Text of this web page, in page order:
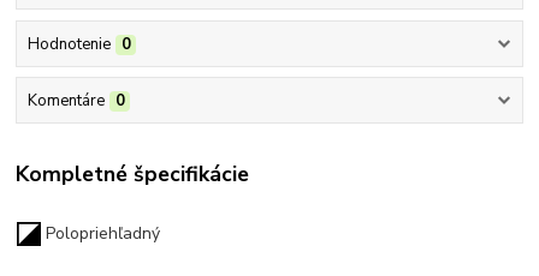
Hodnotenie 0
Komentáre 0
Kompletné špecifikácie
Polopriehľadný